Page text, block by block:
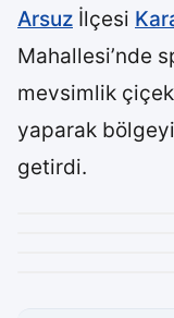
Arsuz İlçesi
Mahallesi’nde
mevsimlik
yaparak
getirdi.